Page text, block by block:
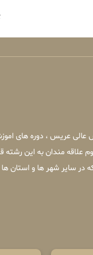
عالی عریس ، دوره های
مندان به این رشته
در سایر شهر ها و استان